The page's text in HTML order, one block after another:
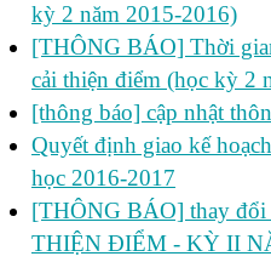
kỳ 2 năm 2015-2016)
[THÔNG BÁO] Thời
cải thiện điểm (học kỳ 2
[thông báo] cập nhật
Quyết định giao kế
học 2016-2017
[THÔNG BÁO] thay
THIỆN ĐIỂM - KỲ II